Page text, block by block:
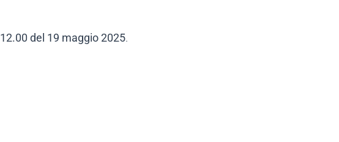
12.00 del 19 maggio 2025.